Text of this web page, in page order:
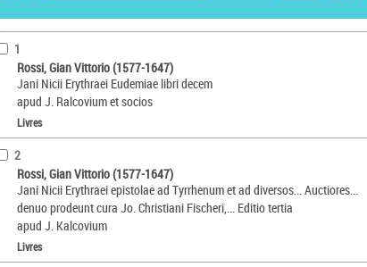
1
Rossi, Gian Vittorio (1577-1647)
Jani Nicii Erythraei Eudemiae libri decem
apud J. Ralcovium et socios
Livres
2
Rossi, Gian Vittorio (1577-1647)
Jani Nicii Erythraei epistolae ad Tyrrhenum et ad diversos... Auctiores...
denuo prodeunt cura Jo. Christiani Fischeri,... Editio tertia
apud J. Kalcovium
Livres